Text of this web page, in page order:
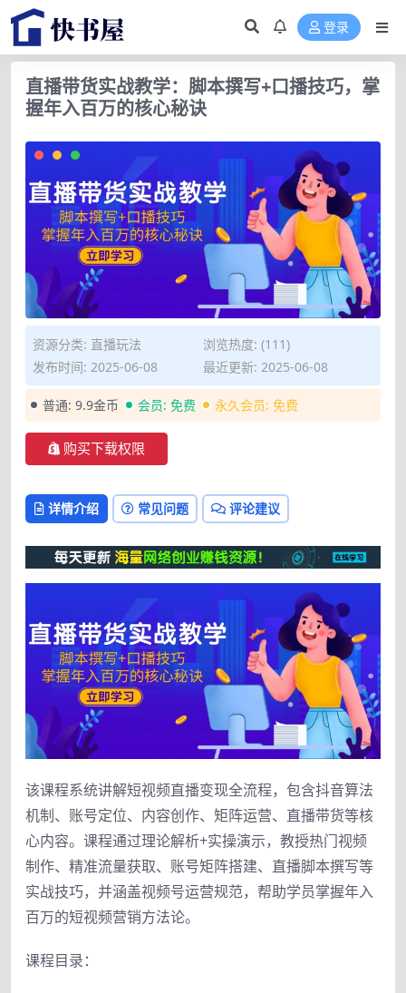
登录
直播带货实战教学：脚本撰写+口播技巧，掌
握年入百万的核心秘诀
资源分类: 直播玩法
浏览热度: (111)
发布时间: 2025-06-08
最近更新: 2025-06-08
普通: 9.9金币 会员: 免费 永久会员: 免费
购买下载权限
详情介绍 常见问题 评论建议
该课程系统讲解短视频直播变现全流程，包含抖音算法
机制、账号定位、内容创作、矩阵运营、直播带货等核
心内容。课程通过理论解析+实操演示，教授热门视频
制作、精准流量获取、账号矩阵搭建、直播脚本撰写等
实战技巧，并涵盖视频号运营规范，帮助学员掌握年入
百万的短视频营销方法论。
课程目录：